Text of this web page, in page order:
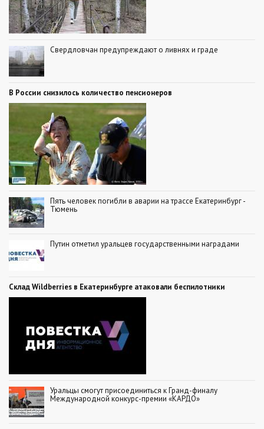
Свердловчан предупреждают о ливнях и граде
В России снизилось количество пенсионеров
Пять человек погибли в аварии на трассе Екатеринбург -
Тюмень
Путин отметил уральцев государственными наградами
Склад Wildberries в Екатеринбурге атаковали беспилотники
Уральцы смогут присоединиться к Гранд-финалу
Международной конкурс-премии «КАРДО»